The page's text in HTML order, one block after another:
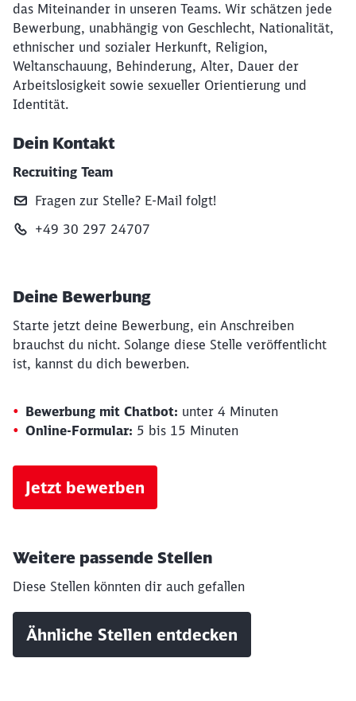
das Miteinander in unseren Teams. Wir schätzen jede
Bewerbung, unabhängig von Geschlecht, Nationalität,
ethnischer und sozialer Herkunft, Religion,
Weltanschauung, Behinderung, Alter, Dauer der
Arbeitslosigkeit sowie sexueller Orientierung und
Identität.
Dein Kontakt
Recruiting Team
Fragen zur Stelle? E‑Mail folgt!
+49 30 297 24707
Deine Bewerbung
Starte jetzt deine Bewerbung, ein Anschreiben
brauchst du nicht. Solange diese Stelle veröffentlicht
ist, kannst du dich bewerben.
Bewerbung mit Chatbot: unter 4 Minuten
Online-Formular: 5 bis 15 Minuten
Jetzt bewerben
Weitere passende Stellen
Diese Stellen könnten dir auch gefallen
Ähnliche Stellen entdecken